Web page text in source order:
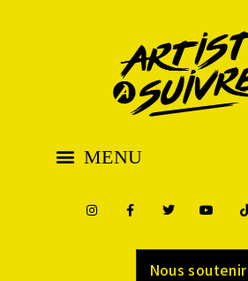
Nous soutenir